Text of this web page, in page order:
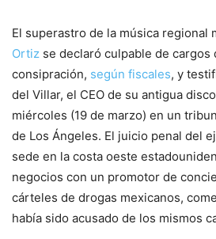
El superastro de la música regional
Ortiz se declaró culpable de cargos
consipración, según fiscales, y
del Villar, el CEO de su antigua
miércoles (19 de marzo) en un
de Los Ángeles. El juicio penal del
sede en la costa oeste
negocios con un promotor de
cárteles de drogas mexicanos,
había sido acusado de los mismos